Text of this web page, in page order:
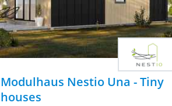
Modulhaus Nestio Una - Tiny
houses